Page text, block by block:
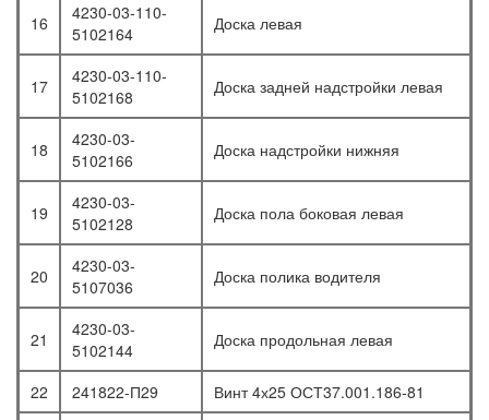
16
4230-03-110-
5102164
Доска левая
17
4230-03-110-
5102168
Доска задней надстройки левая
18
4230-03-
5102166
Доска надстройки нижняя
19
4230-03-
5102128
Доска пола боковая левая
20
4230-03-
5107036
Доска полика водителя
21
4230-03-
5102144
Доска продольная левая
22 241822-П29
Винт 4х25 ОСТ37.001.186-81